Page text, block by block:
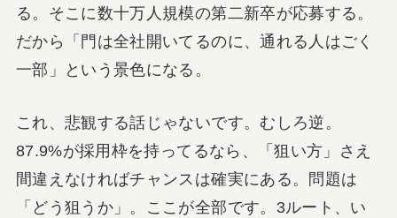
る。そこに数十万人規模の第二新卒が応募する。
だから「門は全社開いてるのに、通れる人はごく
一部」という景色になる。
これ、悲観する話じゃないです。むしろ逆。
87.9%が採用枠を持ってるなら、「狙い方」さえ
間違えなければチャンスは確実にある。問題は
「どう狙うか」。ここが全部です。3ルート、い